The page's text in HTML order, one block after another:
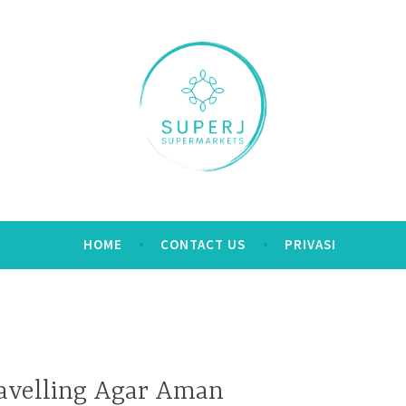
HOME CONTACT US PRIVASI
Agar Aman